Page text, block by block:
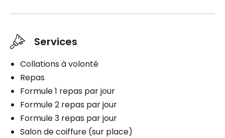
Aide au lever
Aide au coucher
Aide aux déplacements
Assistance personnelle
Gestion des médicaments
Distribution des médicaments
1 douche / bain par semaine
Services
Collations à volonté
Repas
Formule 1 repas par jour
Formule 2 repas par jour
Formule 3 repas par jour
Salon de coiffure (sur place)